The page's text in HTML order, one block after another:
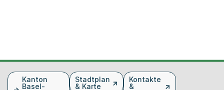
FusszeileKanton
Basel-
Stadtplan
& Karte
Kontakte
&